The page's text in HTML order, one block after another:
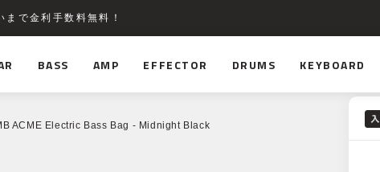
で金利手数料無料！
BASS AMP EFFECTOR DRUMS KEYBOARD
ACME Electric Bass Bag - Midnight Black